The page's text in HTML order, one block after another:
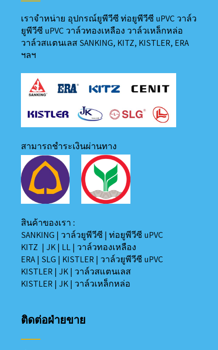
เราจำหน่าย อุปกรณ์ยูพีวีซี ท่อยูพีวีซี uPVC วาล์ว
ยูพีวีซี uPVC วาล์วทองเหลือง วาล์วเหล็กหล่อ
วาล์วสแตนเลส SANKING, KITZ, KISTLER, ERA
ฯลฯ
สามารถชำระเงินผ่านทาง
สินค้าของเรา :
SANKING | วาล์วยูพีวีซี |ท่อยูพีวีซี uPVC
KITZ | JK | LL | วาล์วทองเหลือง
ERA | SLG | KISTLER | วาล์วยูพีวีซี uPVC
KISTLER | JK | วาล์วสแตนเลส
KISTLER | JK | วาล์วเหล็กหล่อ
ติดต่อฝ่ายขาย